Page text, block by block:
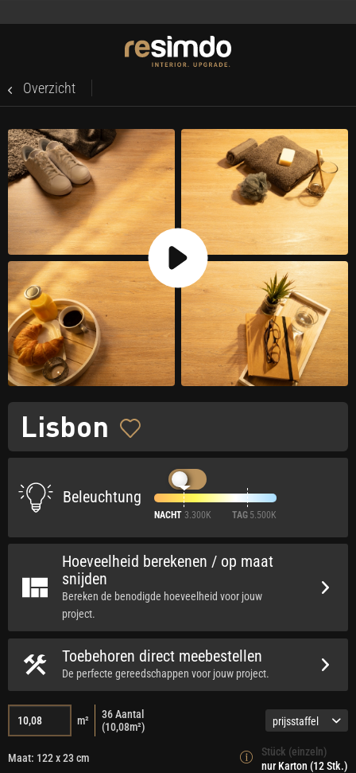
Overzicht
Lisbon
Beleuchtung
NACHT 3.300K TAG 5.500K
Hoeveelheid berekenen / op maat
snijden
Bereken de benodigde hoeveelheid voor jouw
project.
Toebehoren direct meebestellen
De perfecte gereedschappen voor jouw project.
m² 36Aantal
(10,08m²) prijsstaffel
Maat: 122 x 23 cm
Stück (einzeln)
nur Karton (12 Stk.)